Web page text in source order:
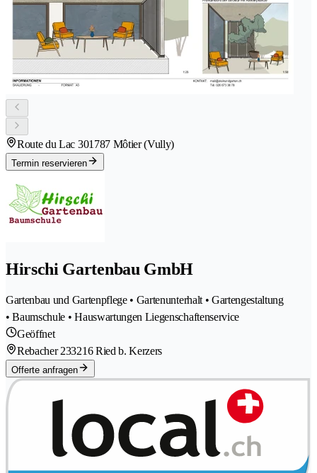
Route du Lac 301787 Môtier (Vully)
Termin reservieren
Hirschi Gartenbau GmbH
Gartenbau und Gartenpflege • Gartenunterhalt • Gartengestaltung
• Baumschule • Hauswartungen Liegenschaftenservice
Geöffnet
Rebacher 233216 Ried b. Kerzers
Offerte anfragen